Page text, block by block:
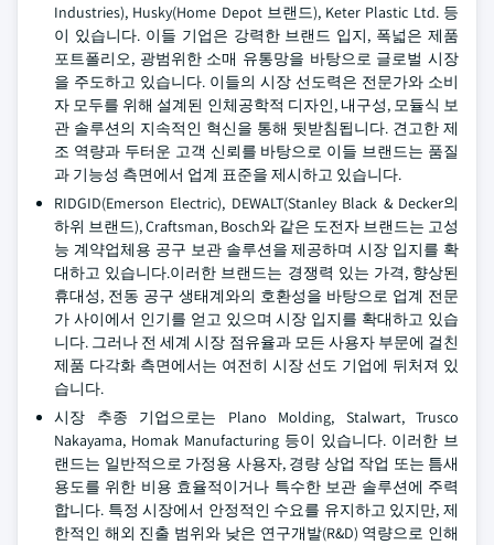
Industries), Husky(Home Depot 브랜드), Keter Plastic Ltd. 등
이 있습니다. 이들 기업은 강력한 브랜드 입지, 폭넓은 제품
포트폴리오, 광범위한 소매 유통망을 바탕으로 글로벌 시장
을 주도하고 있습니다. 이들의 시장 선도력은 전문가와 소비
자 모두를 위해 설계된 인체공학적 디자인, 내구성, 모듈식 보
관 솔루션의 지속적인 혁신을 통해 뒷받침됩니다. 견고한 제
조 역량과 두터운 고객 신뢰를 바탕으로 이들 브랜드는 품질
과 기능성 측면에서 업계 표준을 제시하고 있습니다.
RIDGID(Emerson Electric), DEWALT(Stanley Black & Decker의
하위 브랜드), Craftsman, Bosch와 같은 도전자 브랜드는 고성
능 계약업체용 공구 보관 솔루션을 제공하며 시장 입지를 확
대하고 있습니다.이러한 브랜드는 경쟁력 있는 가격, 향상된
휴대성, 전동 공구 생태계와의 호환성을 바탕으로 업계 전문
가 사이에서 인기를 얻고 있으며 시장 입지를 확대하고 있습
니다. 그러나 전 세계 시장 점유율과 모든 사용자 부문에 걸친
제품 다각화 측면에서는 여전히 시장 선도 기업에 뒤처져 있
습니다.
시장 추종 기업으로는 Plano Molding, Stalwart, Trusco
Nakayama, Homak Manufacturing 등이 있습니다. 이러한 브
랜드는 일반적으로 가정용 사용자, 경량 상업 작업 또는 틈새
용도를 위한 비용 효율적이거나 특수한 보관 솔루션에 주력
합니다. 특정 시장에서 안정적인 수요를 유지하고 있지만, 제
한적인 해외 진출 범위와 낮은 연구개발(R&D) 역량으로 인해